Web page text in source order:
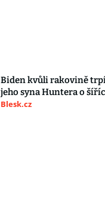
Biden kvůli rakovině
jeho syna Huntera o
Blesk.cz